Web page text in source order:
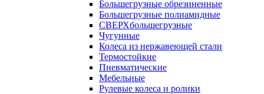
Большегрузные обрезиненные
Большегрузные полиамидные
СВЕРХбольшегрузные
Чугунные
Колеса из нержавеющей стали
Термостойкие
Пневматические
Мебельные
Рулевые колеса и ролики